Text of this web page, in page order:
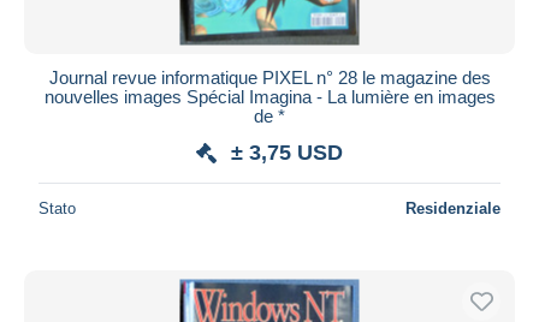
Journal revue informatique PIXEL n° 28 le magazine des
nouvelles images Spécial Imagina - La lumière en images
de *
± 3,75 USD
Stato Residenziale